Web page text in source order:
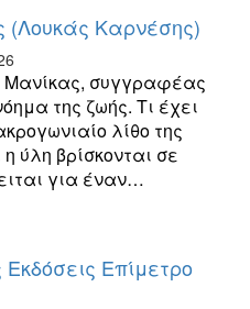
(Λουκάς Καρνέσης)
Μανίκας, συγγραφέας
της ζωής. Τι έχει
λίθο της
ύλη βρίσκονται σε
για έναν…
Επίμετρο